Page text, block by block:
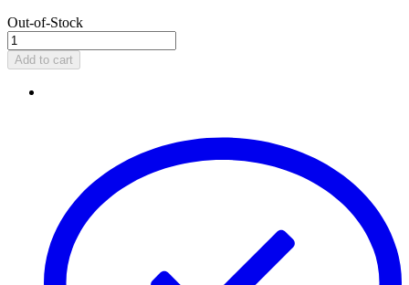
Out-of-Stock
Add to cart